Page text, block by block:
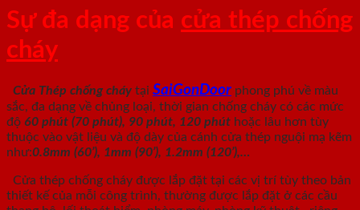
Sự đa dạng của cửa thép chống
cháy
Cửa Thép chống cháy tại SaiGonDoor phong phú về màu
sắc, đa dạng về chủng loại, thời gian chống cháy có các mức
độ 60 phút (70 phút), 90 phút, 120 phút hoặc lâu hơn tùy
thuộc vào vật liệu và độ dày của cánh cửa thép nguội mạ kẽm
như:0.8mm (60’), 1mm (90’), 1.2mm (120’),…
Cửa thép chống cháy được lắp đặt tại các vị trí tùy theo bản
thiết kế của mỗi công trình, thường được lắp đặt ở các cầu